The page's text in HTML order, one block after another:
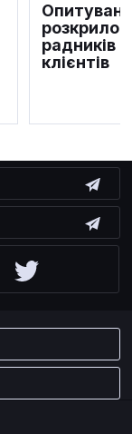
розкрило
радників
клієнтів